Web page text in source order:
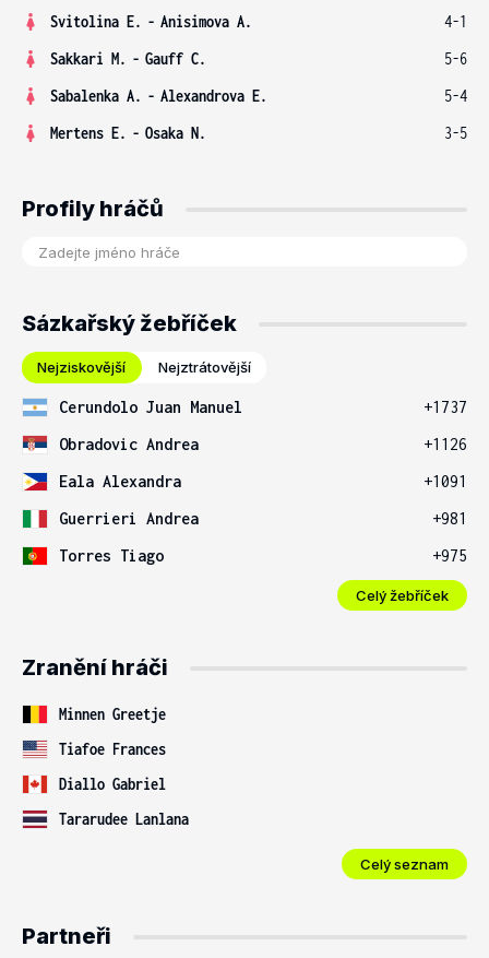
Svitolina E. - Anisimova A.
4-1
Sakkari M. - Gauff C.
5-6
Sabalenka A. - Alexandrova E.
5-4
Mertens E. - Osaka N. 3-5
Profily hráčů
Sázkařský žebříček
Nejziskovější Nejztrátovější
Cerundolo Juan Manuel
+1737
Obradovic Andrea
+1126
Eala Alexandra
+1091
Guerrieri Andrea
+981
Torres Tiago
+975
Celý žebříček
Zranění hráči
Minnen Greetje
Tiafoe Frances
Diallo Gabriel
Tararudee Lanlana
Celý seznam
Partneři